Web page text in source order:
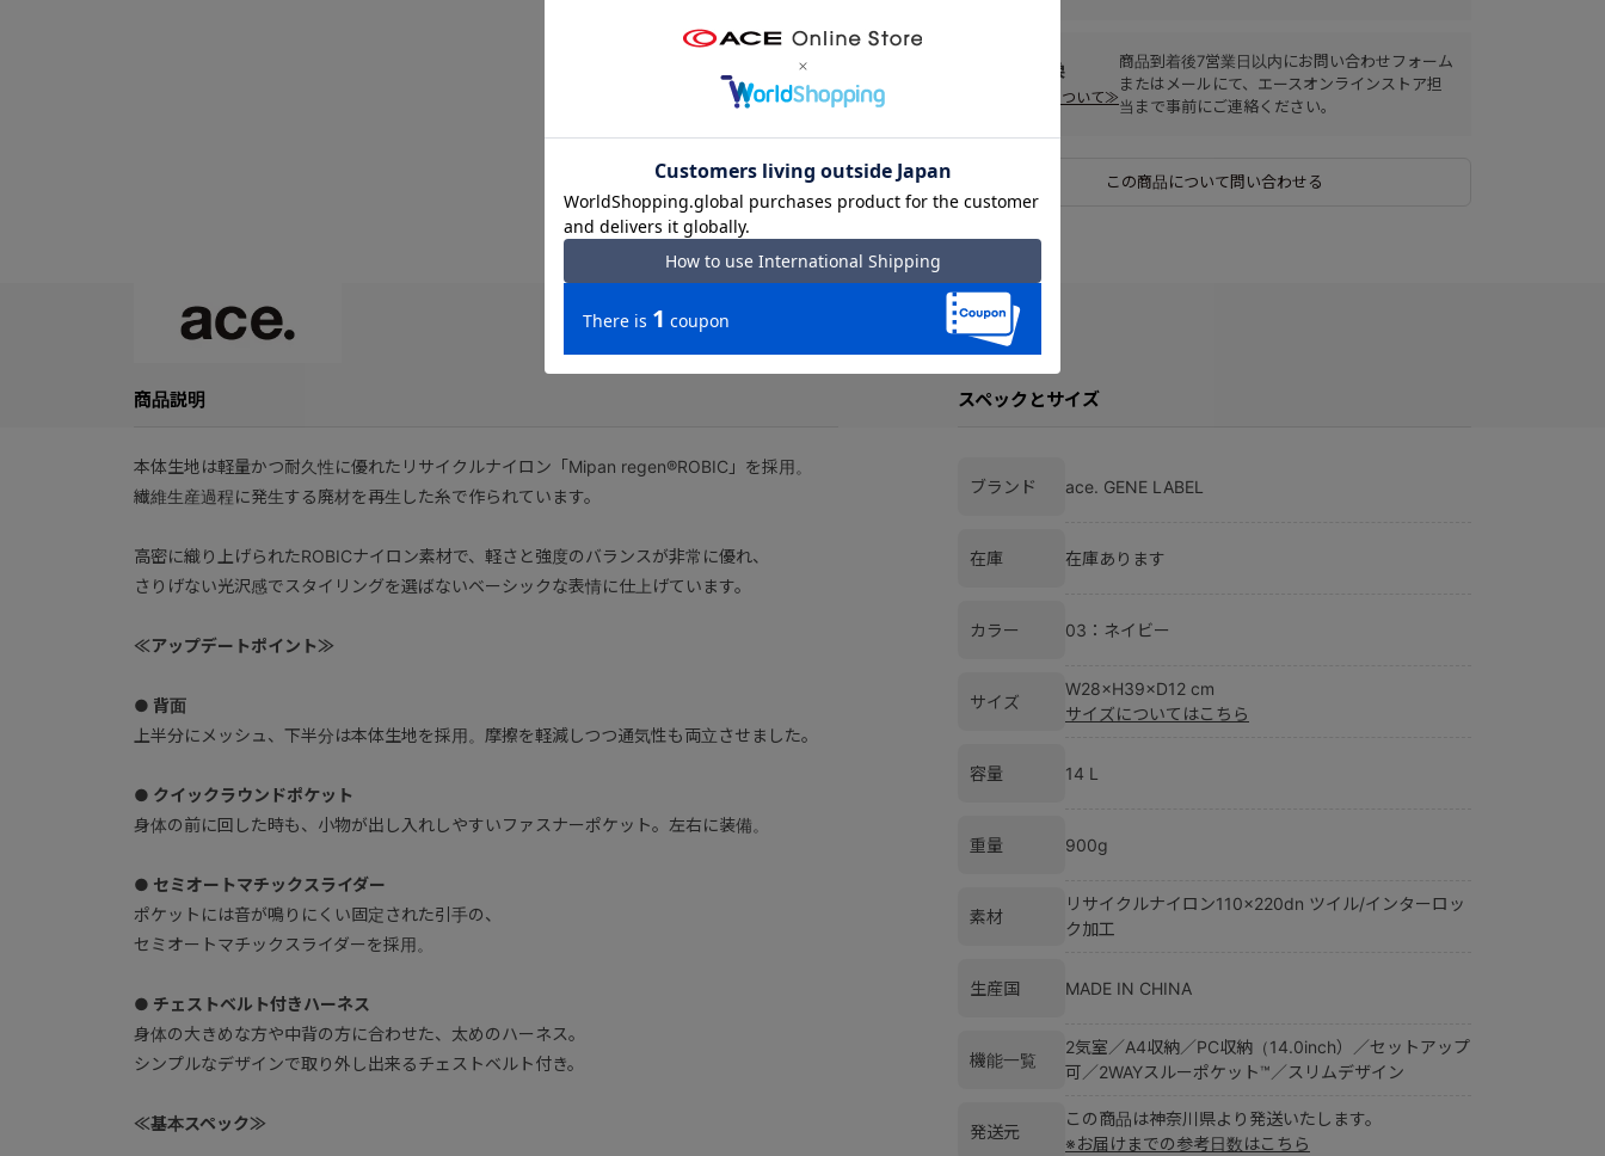
この商品について問い合わせる
返品・交換
返品・交換について≫
商品到着後7営業日以内にお問い合わせフォーム
またはメールにて、エースオンラインストア担
当まで事前にご連絡ください。
商品説明
本体生地は軽量かつ耐久性に優れたリサイクルナイロン「Mipan regen®ROBIC」を採用。
繊維生産過程に発生する廃材を再生した糸で作られています。
高密に織り上げられたROBICナイロン素材で、軽さと強度のバランスが非常に優れ、
さりげない光沢感でスタイリングを選ばないベーシックな表情に仕上げています。
≪アップデートポイント≫
● 背面
上半分にメッシュ、下半分は本体生地を採用。摩擦を軽減しつつ通気性も両立させました。
● クイックラウンドポケット
身体の前に回した時も、小物が出し入れしやすいファスナーポケット。左右に装備。
● セミオートマチックスライダー
ポケットには音が鳴りにくい固定された引手の、
セミオートマチックスライダーを採用。
● チェストベルト付きハーネス
身体の大きめな方や中背の方に合わせた、太めのハーネス。
シンプルなデザインで取り外し出来るチェストベルト付き。
≪基本スペック≫
スペックとサイズ
ブランド ace. GENE LABEL
発送元
この商品は神奈川県より発送いたします。
※お届けまでの参考日数はこちら
カラー 03：ネイビー
在庫 在庫あります
サイズ
W28×H39×D12 cm
サイズについてはこちら
容量 14 L
重量 900g
素材
リサイクルナイロン110×220dn ツイル/インターロッ
ク加工
生産国 MADE IN CHINA
機能一覧
2気室／A4収納／PC収納（14.0inch）／セットアップ
可／2WAYスルーポケット™／スリムデザイン